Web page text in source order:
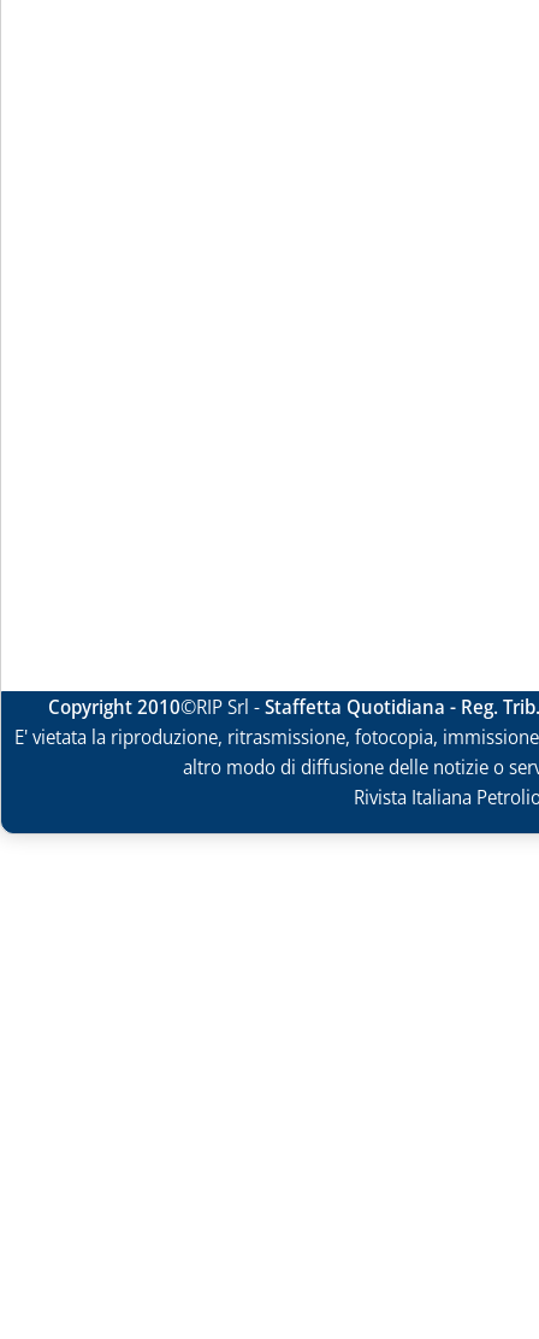
Copyright 2010©RIP Srl -Staffetta Quotidiana - Reg.
E' vietata la riproduzione, ritrasmissione, fotocopia,
altro modo di diffusione delle notizie o
Rivista Italiana